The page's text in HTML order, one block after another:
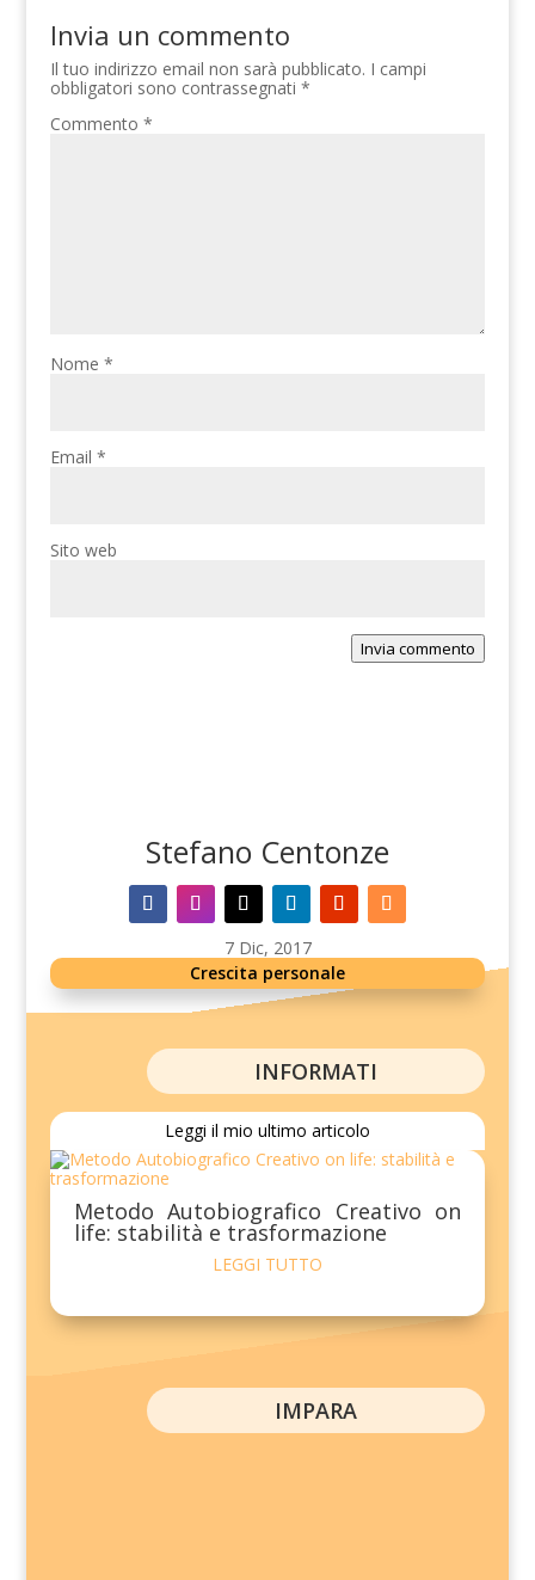
Invia un commento
Il tuo indirizzo email non sarà pubblicato. I campi
obbligatori sono contrassegnati*
Commento*
Nome*
Email*
Sito web
Invia commento
Stefano Centonze
7 Dic, 2017
Crescita personale
INFORMATI
Leggi il mio ultimo articolo
Metodo Autobiografico Creativo on
life: stabilità e trasformazione
LEGGI TUTTO
IMPARA